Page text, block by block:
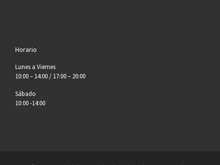
Horario
Lunes a Viernes
10:00 – 14:00 / 17:00 – 20:00
Sábado
10:00 -14:00